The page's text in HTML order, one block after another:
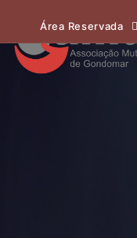
Área Reservada